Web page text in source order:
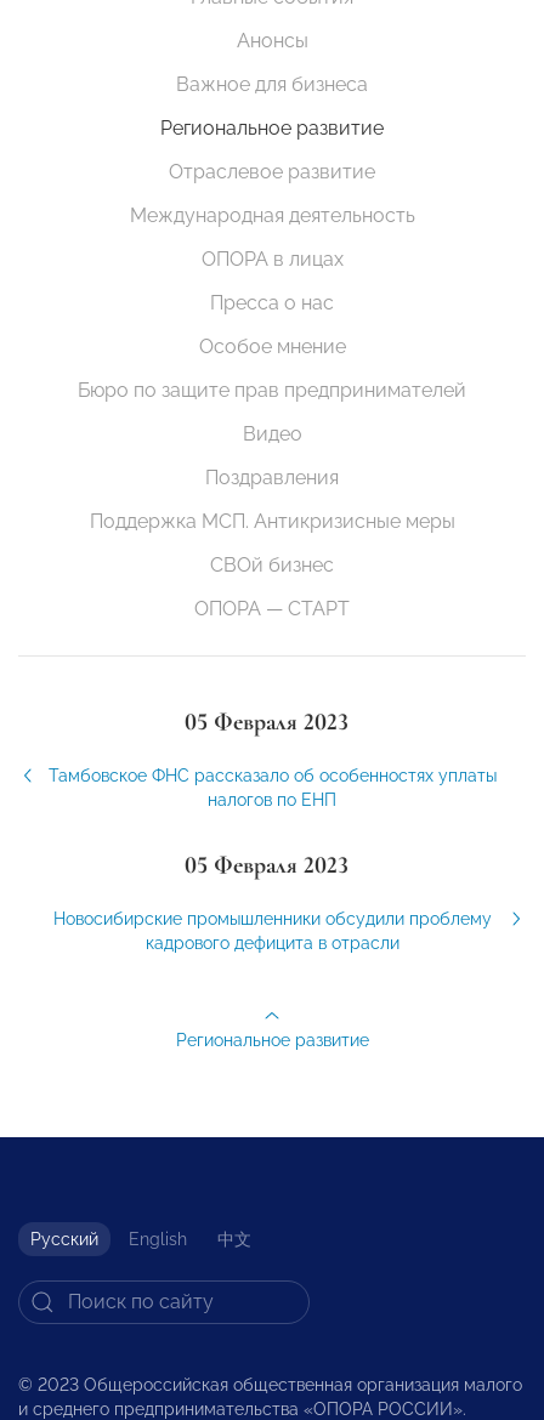
Анонсы
Важное для бизнеса
Региональное развитие
Отраслевое развитие
Международная деятельность
ОПОРА в лицах
Пресса о нас
Особое мнение
Бюро по защите прав предпринимателей
Видео
Поздравления
Поддержка МСП. Антикризисные меры
СВОй бизнес
ОПОРА — СТАРТ
05 Февраля 2023
Тамбовское ФНС рассказало об особенностях уплаты
налогов по ЕНП
05 Февраля 2023
Новосибирские промышленники обсудили проблему
кадрового дефицита в отрасли
Региональное развитие
Русский English 中文
© 2023 Общероссийская общественная организация малого
и среднего предпринимательства «ОПОРА РОССИИ».